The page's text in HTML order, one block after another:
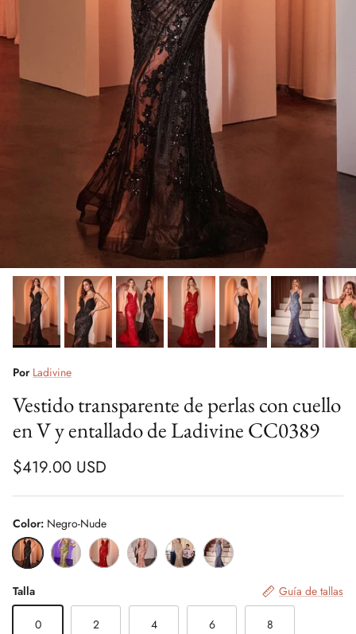
Por Ladivine
Vestido transparente de perlas con cuello
en V y entallado de Ladivine CC0389
$419.00 USD
Color: Negro-Nude
Negro-Nude
Verde Rojo Rosegold Plata/SilverAzul ahumado
Talla
Guía de tallas
0 2 4 6 8